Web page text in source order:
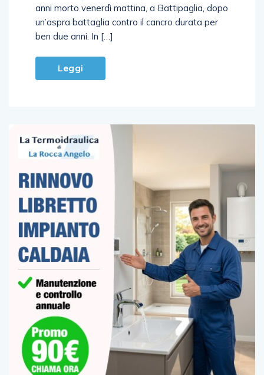
anni morto venerdì mattina, a Battipaglia, dopo
un’aspra battaglia contro il cancro durata per
ben due anni. In […]
Leggi